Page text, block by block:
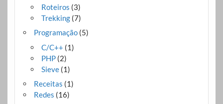
Roteiros (3)
Trekking(7)
Programação(5)
C/C++ (1)
PHP(2)
Sieve(1)
Receitas (1)
Redes (16)